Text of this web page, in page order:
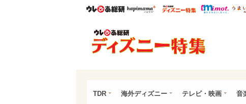
ウレぴあ総研ハピママ* ウレぴあ総
TDR 海外ディズニー テレビ・映画 音